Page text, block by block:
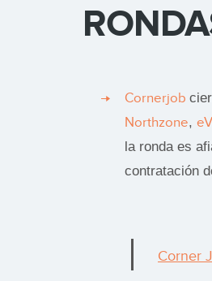
Cornerjob
Northzone,
la ronda es
contratación
Corner